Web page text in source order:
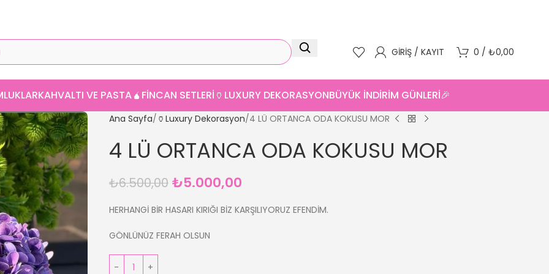
GIRIŞ / KAYIT 0 / ₺0,00
KAHVALTI VE PASTA🧉FINCAN SETLERI 🏺LUXURY DEKORASYONBÜYÜK İNDİRİM GÜNLERİ🎉
Ana Sayfa 🏺Luxury Dekorasyon 4 LÜ ORTANCA ODA KOKUSU MOR
4 LÜ ORTANCA ODA KOKUSU MOR
₺6.500,00 ₺5.000,00
HERHANGİ BİR HASARI KIRIĞI BİZ KARŞILIYORUZ EFENDİM.
GÖNLÜNÜZ FERAH OLSUN